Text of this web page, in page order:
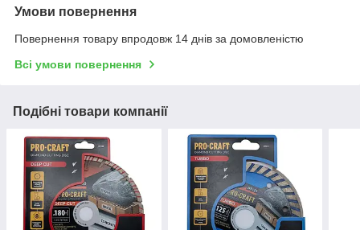
Умови повернення
Повернення товару впродовж 14 днів за домовленістю
Всі умови повернення
Подібні товари компанії